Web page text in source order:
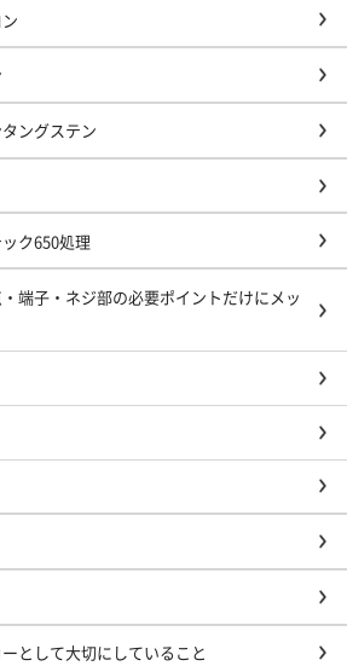
ングステン
ク650処理
端子・ネジ部の必要ポイントだけにメッ
として大切にしていること